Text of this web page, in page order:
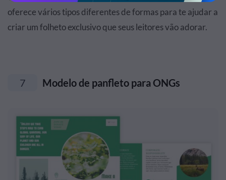
oferece vários tipos diferentes de formas para te ajudar a
criar um folheto exclusivo que seus leitores vão adorar.
7 Modelo de panfleto para ONGs